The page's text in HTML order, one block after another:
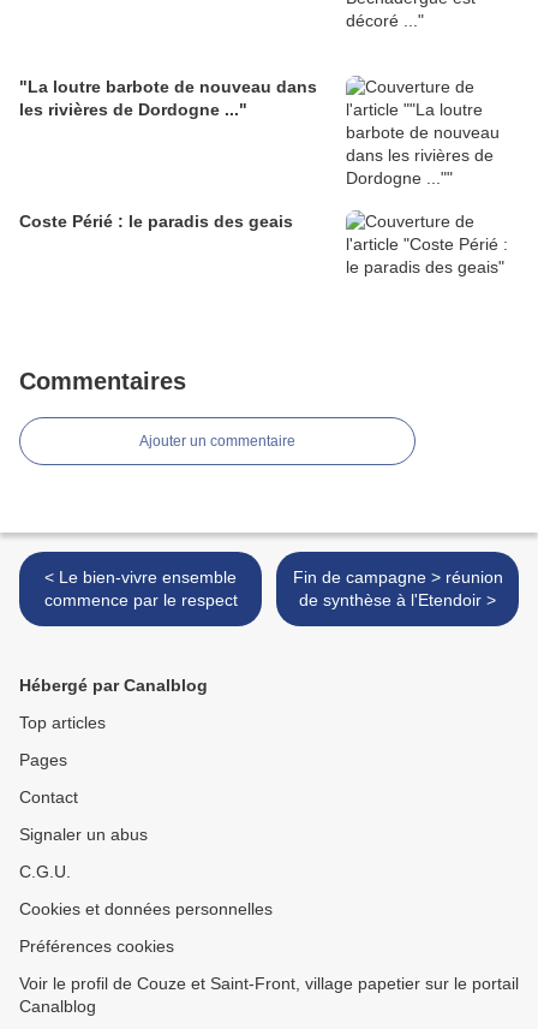
"La loutre barbote de nouveau dans
les rivières de Dordogne ..."
Coste Périé : le paradis des geais
Commentaires
Ajouter un commentaire
< Le bien-vivre ensemble
commence par le respect
Fin de campagne > réunion
de synthèse à l'Etendoir >
Hébergé par Canalblog
Top articles
Pages
Contact
Signaler un abus
C.G.U.
Cookies et données personnelles
Préférences cookies
Voir le profil de Couze et Saint-Front, village papetier sur le portail
Canalblog